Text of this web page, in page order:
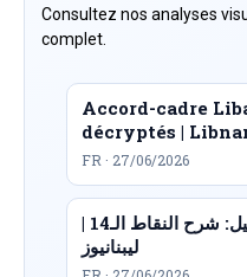
Consultez nos analyses
complet.
Accord-cadre
décryptés |
FR · 27/06/2026
الاتفاق الإطار بين لبنان وإسرائيل: شرح النقاط الـ14 |
ليبنانيوز